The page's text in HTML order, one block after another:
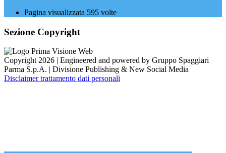
Pagina visualizzata 595 volte
Sezione Copyright
Copyright 2026 | Engineered and powered by Gruppo Spaggiari
Parma S.p.A. | Divisione Publishing & New Social Media
Disclaimer trattamento dati personali